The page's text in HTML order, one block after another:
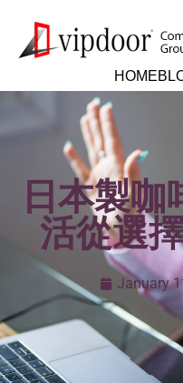
HOME
日本製
活從選
January